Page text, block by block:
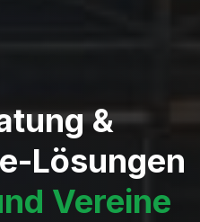
&
Lösungen
Vereine